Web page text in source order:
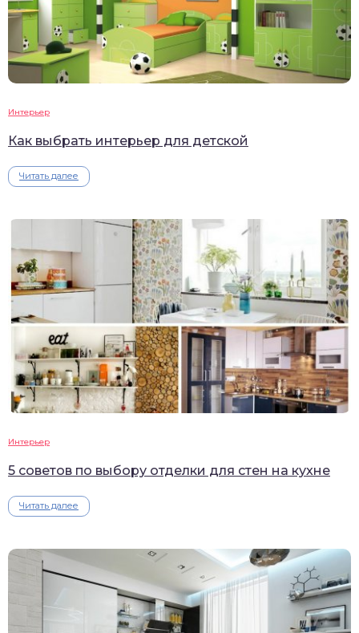
Интерьер
Как выбрать интерьер для детской
Читать далее
Интерьер
5 советов по выбору отделки для стен на кухне
Читать далее